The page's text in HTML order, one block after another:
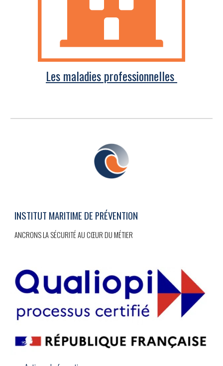
Les maladies professionnelles
INSTITUT MARITIME DE PRÉVENTION
ANCRONS LA SÉCURITÉ AU CŒUR DU MÉTIER